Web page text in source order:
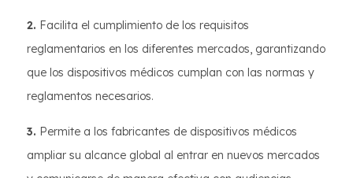
2. Facilita el cumplimiento de los requisitos
reglamentarios en los diferentes mercados, garantizando
que los dispositivos médicos cumplan con las normas y
reglamentos necesarios.
3. Permite a los fabricantes de dispositivos médicos
ampliar su alcance global al entrar en nuevos mercados